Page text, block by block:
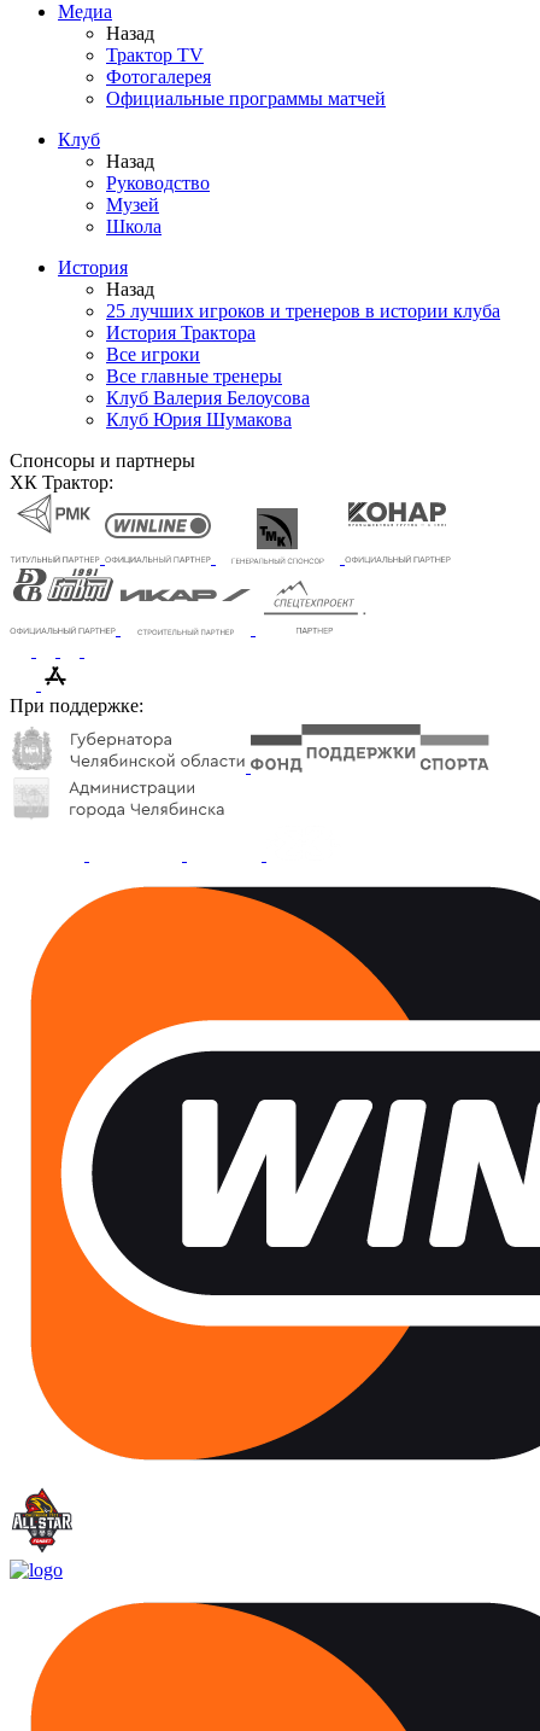
Медиа
Назад
Трактор TV
Фотогалерея
Официальные программы матчей
Клуб
Назад
Руководство
Музей
Школа
История
Назад
25 лучших игроков и тренеров в истории клуба
История Трактора
Все игроки
Все главные тренеры
Клуб Валерия Белоусова
Клуб Юрия Шумакова
Спонсоры и партнеры
ХК Трактор:
При поддержке: